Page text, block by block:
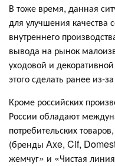
В тоже время, данная
для улучшения качества
внутреннего
вывода на рынок
уходовой и
этого сделать ранее из-
Кроме российских
России обладают
потребительских
(бренды Axe, Cif,
жемчуг» и «Чистая